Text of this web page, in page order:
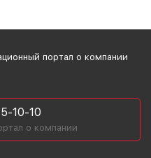
портал о компании
10-10
о компании